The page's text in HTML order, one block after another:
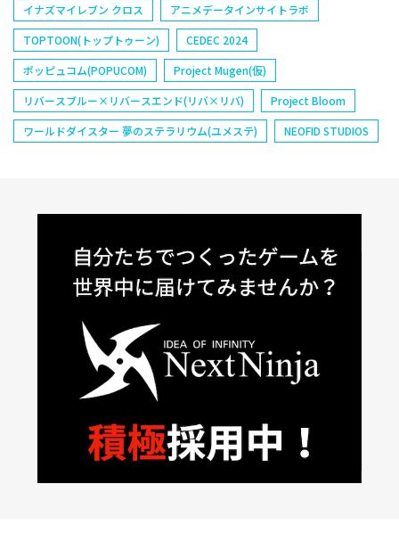
イナズマイレブン クロス
アニメデータインサイトラボ
TOPTOON(トップトゥーン)
CEDEC 2024
ポッピュコム(POPUCOM)
Project Mugen(仮)
リバースブルー×リバースエンド(リバ×リバ)
Project Bloom
ワールドダイスター 夢のステラリウム(ユメステ)
NEOFID STUDIOS